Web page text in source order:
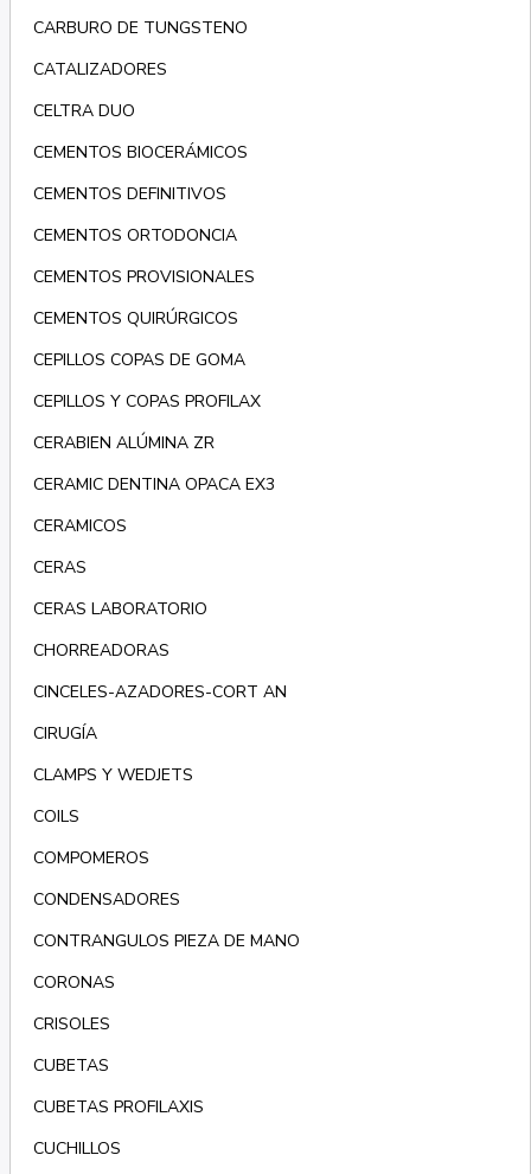
CARBURO DE TUNGSTENO
CATALIZADORES
CELTRA DUO
CEMENTOS BIOCERÁMICOS
CEMENTOS DEFINITIVOS
CEMENTOS ORTODONCIA
CEMENTOS PROVISIONALES
CEMENTOS QUIRÚRGICOS
CEPILLOS COPAS DE GOMA
CEPILLOS Y COPAS PROFILAX
CERABIEN ALÚMINA ZR
CERAMIC DENTINA OPACA EX3
CERAMICOS
CERAS
CERAS LABORATORIO
CHORREADORAS
CINCELES-AZADORES-CORT AN
CIRUGÍA
CLAMPS Y WEDJETS
COILS
COMPOMEROS
CONDENSADORES
CONTRANGULOS PIEZA DE MANO
CORONAS
CRISOLES
CUBETAS
CUBETAS PROFILAXIS
CUCHILLOS